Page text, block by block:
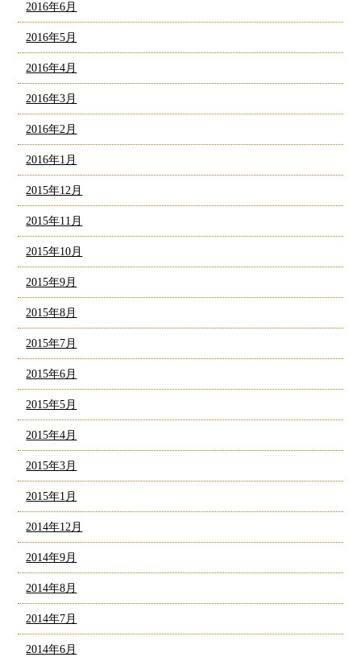
2016年6月
2016年5月
2016年4月
2016年3月
2016年2月
2016年1月
2015年12月
2015年11月
2015年10月
2015年9月
2015年8月
2015年7月
2015年6月
2015年5月
2015年4月
2015年3月
2015年1月
2014年12月
2014年9月
2014年8月
2014年7月
2014年6月